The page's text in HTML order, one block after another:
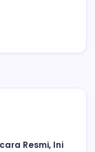
Resmi, Ini